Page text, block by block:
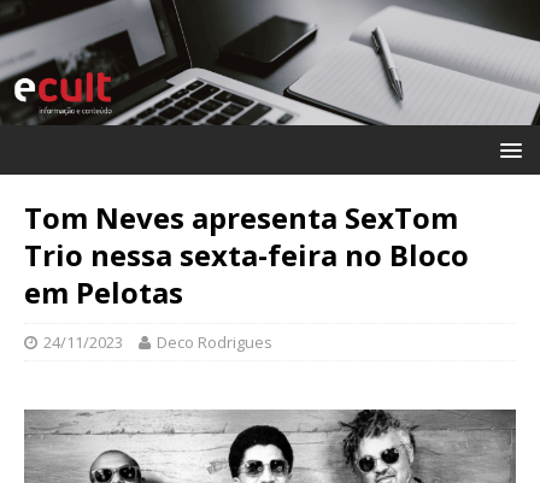
Tom Neves apresenta SexTom
Trio nessa sexta-feira no Bloco
em Pelotas
24/11/2023 Deco Rodrigues